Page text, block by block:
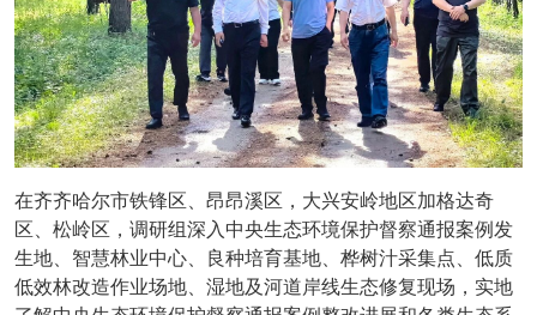
在齐齐哈尔市铁锋区、昂昂溪区，大兴安岭地区加格达奇
区、松岭区，调研组深入中央生态环境保护督察通报案例发
生地、智慧林业中心、良种培育基地、桦树汁采集点、低质
低效林改造作业场地、湿地及河道岸线生态修复现场，实地